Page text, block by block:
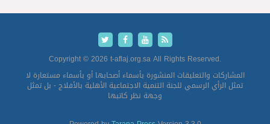
Copyright © 2026 t-aflaj.org.sa All Rights Reserved.
المشاركات والتعليقات المنشورة بأسماء أصحابها أو بأسماء مستعارة لا
تمثل الرأي الرسمي للجنة التنمية الاجتماعية الأهلية بالأفلاج - بل تمثل
وجهة نظر كاتبها